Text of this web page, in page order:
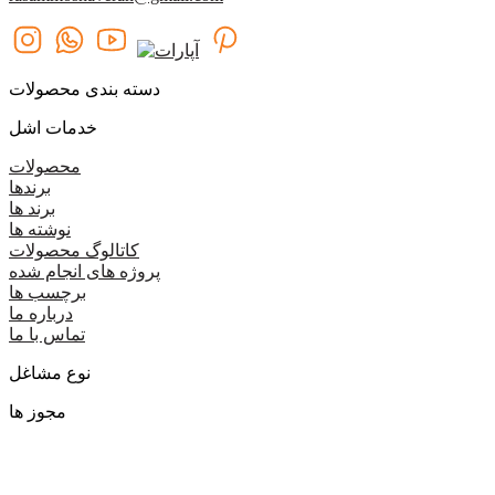
دسته بندی محصولات
خدمات اشل
محصولات
برندها
برند ها
نوشته ها
کاتالوگ محصولات
پروژه های انجام شده
برچسب ها
درباره ما
تماس با ما
نوع مشاغل
مجوز ها